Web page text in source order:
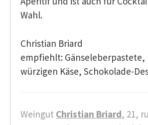
Wahl.
Christian Briard
empfiehlt: Gänseleberpastete,
würzigen Käse, Schokolade-
Weingut Christian Briard, 21,